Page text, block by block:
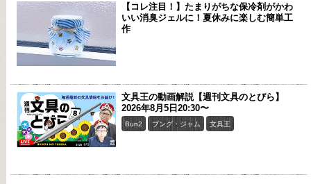
【コレ注目！】たまりがちな保冷剤がかわ
いい消臭ジェルに！夏休みに楽しむ簡単工
作
文具王の動画解説【週刊文具のとびら】
2026年8月5日20:30〜
Bun2 ブング・ジャム 文具王